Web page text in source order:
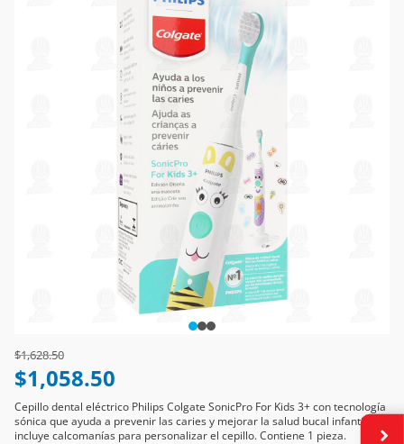
Price reduced from
$1,628.50to
$1,058.50
Cepillo dental eléctrico Philips Colgate SonicPro For Kids 3+ con tecnología
sónica que ayuda a prevenir las caries y mejorar la salud bucal infantil,
incluye calcomanías para personalizar el cepillo. Contiene 1 pieza.